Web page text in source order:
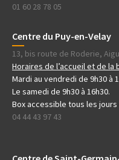
01 60 28 78 05
Centre du Puy-en-Velay
13, bis route de Roderie,
Horaires de l’accueil et de la
Mardi au vendredi de 9h30 à
Le samedi de 9h30 à 16h30.
Box accessible tous les jours
04 44 43 97 43